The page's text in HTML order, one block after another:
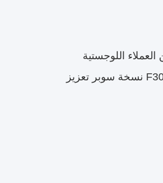
اللوجستية
الكبيرة المحتملة على طول الطريق،وقدم موظفو المكتب مقدمة رئيسية وعرضا في الموقع من F3000 نسخة سوبر تعزيز